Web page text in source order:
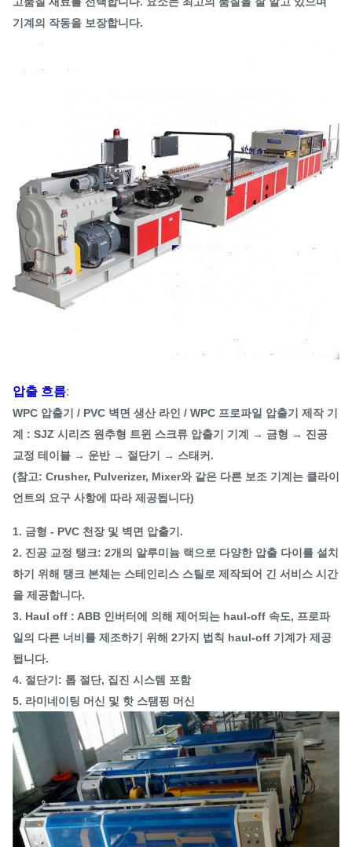
기계의 작동을 보장합니다.
압출 흐름:
WPC 압출기 / PVC 벽면 생산 라인 / WPC 프로파일 압출기 제작 기
계 : SJZ 시리즈 원추형 트윈 스크류 압출기 기계 → 금형 → 진공
교정 테이블 → 운반 → 절단기 → 스태커.
(참고: Crusher, Pulverizer, Mixer와 같은 다른 보조 기계는 클라이
언트의 요구 사항에 따라 제공됩니다)
1. 금형 - PVC 천장 및 벽면 압출기.
2. 진공 교정 탱크: 2개의 알루미늄 랙으로 다양한 압출 다이를 설치
하기 위해 탱크 본체는 스테인리스 스틸로 제작되어 긴 서비스 시간
을 제공합니다.
3. Haul off : ABB 인버터에 의해 제어되는 haul-off 속도, 프로파
일의 다른 너비를 제조하기 위해 2가지 법칙 haul-off 기계가 제공
됩니다.
4. 절단기: 톱 절단, 집진 시스템 포함
5. 라미네이팅 머신 및 핫 스탬핑 머신